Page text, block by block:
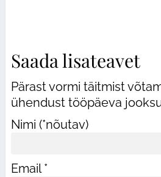
Saada lisateavet
Pärast vormi täitmist
ühendust tööpäeva
Nimi (*nõutav)
Email *